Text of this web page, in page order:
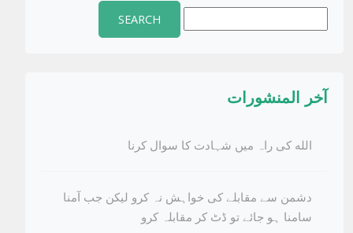
Search
for:
آخر المنشورات
الله کی راہ میں شہادت کا سوال کرنا
دشمن سے مقابلے کی خواہش نہ کرو لیکن جب آمنا
سامنا ہو جائے تو ڈٹ کر مقابلہ کرو